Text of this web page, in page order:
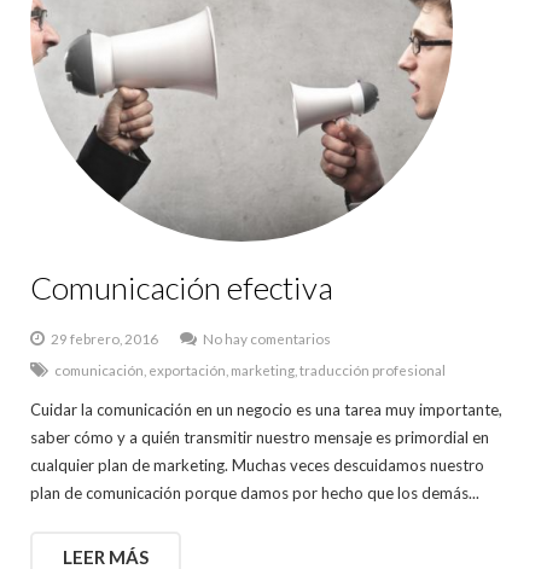
Comunicación efectiva
29 febrero, 2016
No hay comentarios
comunicación exportación marketing traducción profesional
Cuidar la comunicación en un negocio es una tarea muy importante,
saber cómo y a quién transmitir nuestro mensaje es primordial en
cualquier plan de marketing. Muchas veces descuidamos nuestro
plan de comunicación porque damos por hecho que los demás...
LEER MÁS